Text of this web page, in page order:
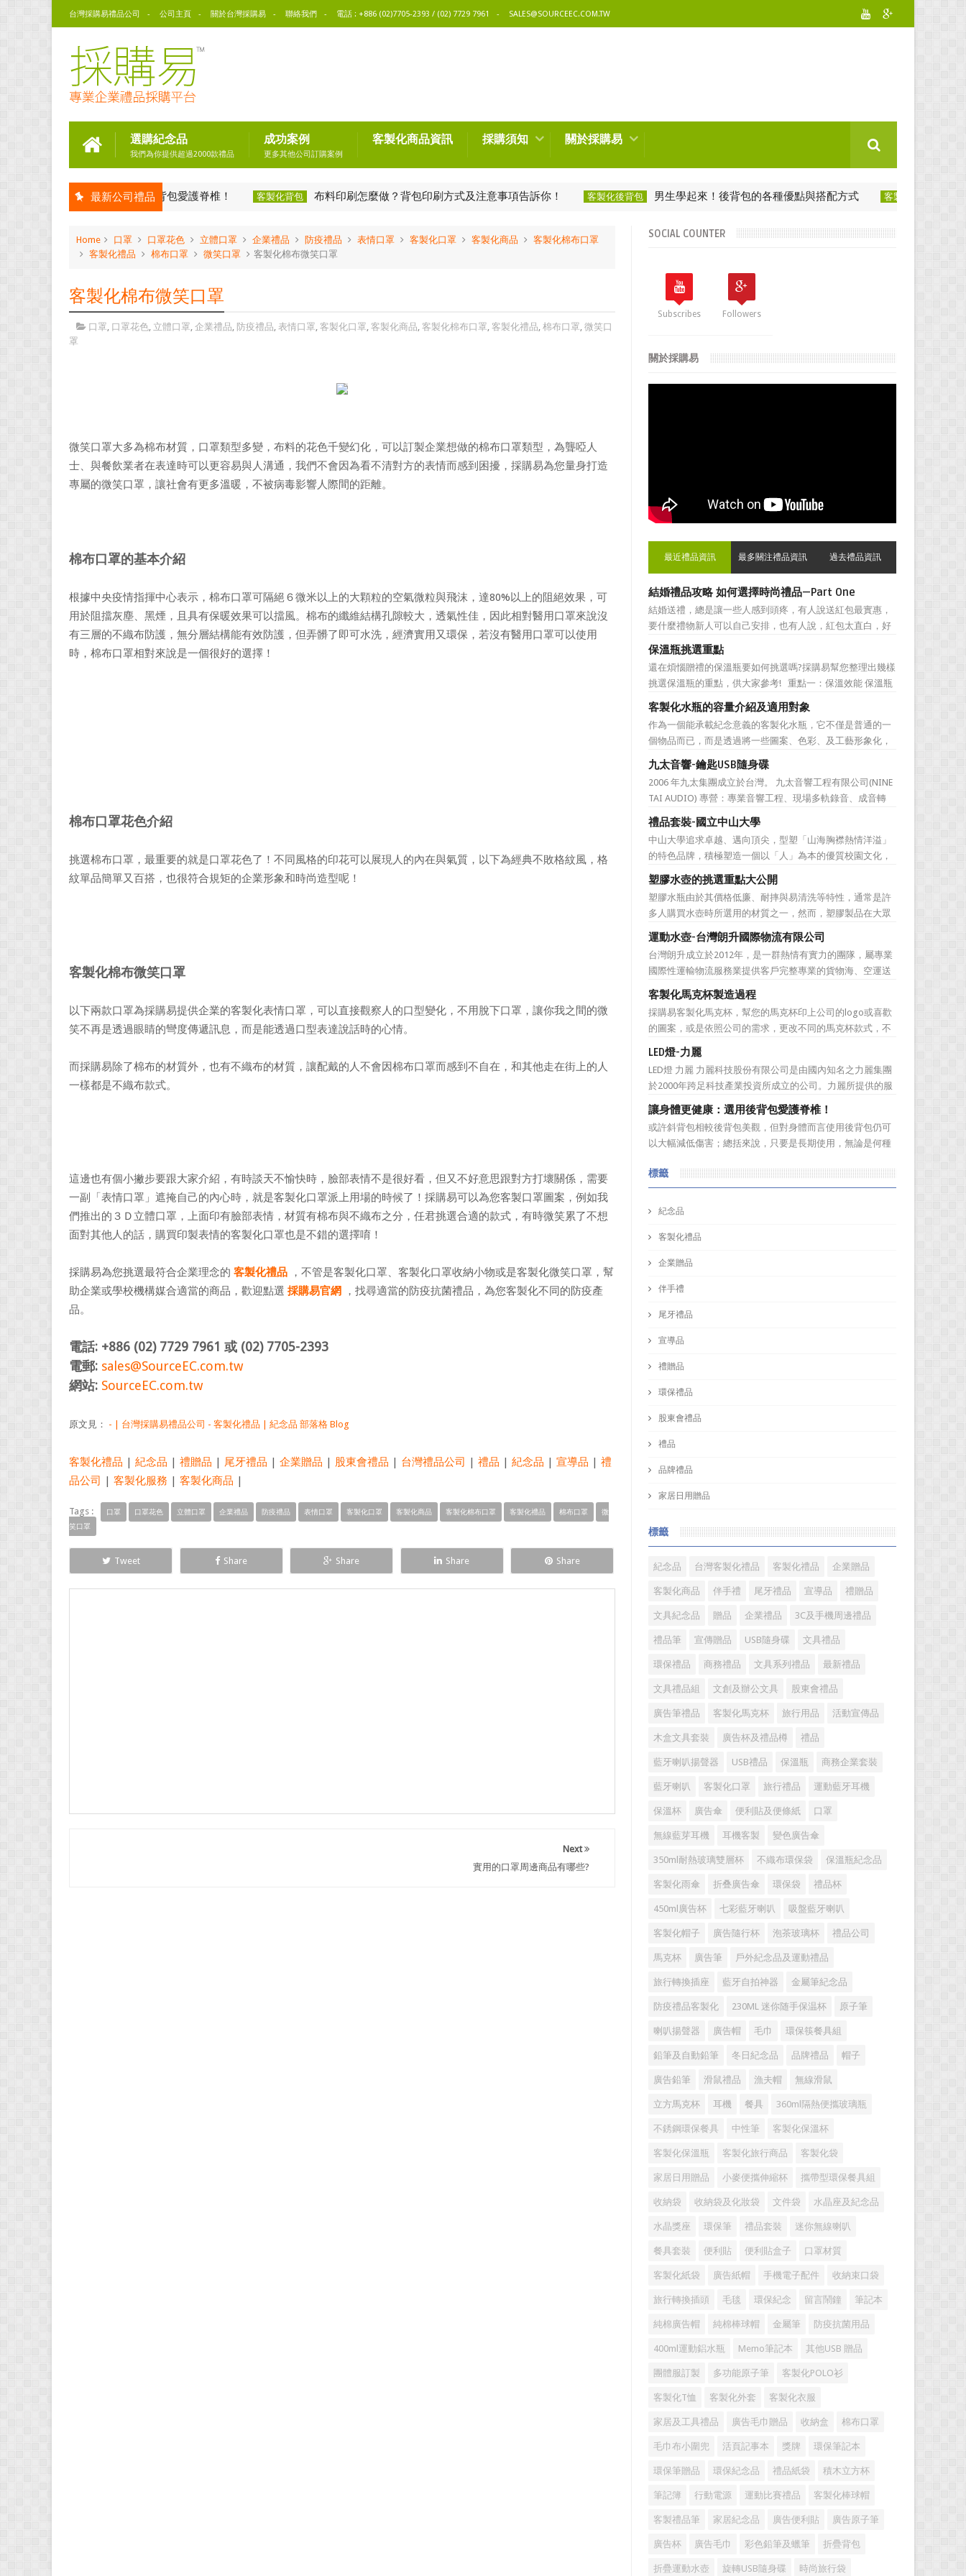
台灣採購易禮品公司 公司主頁 關於台灣採購易 聯絡我們 電話 : +886 (02)7705-2393 / (02) 7729 7961 SALES@SOURCEEC.COM.TW
選購紀念品
我們為你提供超過2000款禮品
成功案例
更多其他公司訂購案例
客製化商品資訊 採購須知 關於採購易
最新公司禮品
讓身體更健康：選用後背包愛護脊椎！ 客製化背包 布料印刷怎麼做？背包印刷方式及注意事項告訴你！ 客製化後背包 男生學起來！後背包的各種優點與搭配方式 客製化後背包
Home 口罩 口罩花色 立體口罩 企業禮品 防疫禮品 表情口罩 客製化口罩 客製化商品
客製化棉布口罩
客製化禮品
棉布口罩 微笑口罩 客製化棉布微笑口罩
客製化棉布微笑口罩
口罩, 口罩花色, 立體口罩, 企業禮品, 防疫禮品, 表情口罩, 客製化口罩, 客製化商品, 客製化棉布口罩, 客製化禮品, 棉布口罩, 微笑口
罩
微笑口罩大多為棉布材質，口罩類型多變，布料的花色千變幻化，可以訂製企業想做的棉布口罩類型，為聾啞人
士、與餐飲業者在表達時可以更容易與人溝通，我們不會因為看不清對方的表情而感到困擾，採購易為您量身打造
專屬的微笑口罩，讓社會有更多溫暖，不被病毒影響人際間的距離。
棉布口罩的基本介紹
根據中央疫情指揮中心表示，棉布口罩可隔絕６微米以上的大顆粒的空氣微粒與飛沫，達80%以上的阻絕效果，可
用於阻擋灰塵、黑煙，且具有保暖效果可以擋風。棉布的纖維結構孔隙較大，透氣性佳，因此相對醫用口罩來說沒
有三層的不織布防護，無分層結構能有效防護，但弄髒了即可水洗，經濟實用又環保，若沒有醫用口罩可以使用
時，棉布口罩相對來說是一個很好的選擇！
棉布口罩花色介紹
挑選棉布口罩，最重要的就是口罩花色了！不同風格的印花可以展現人的內在與氣質，以下為經典不敗格紋風，格
紋單品簡單又百搭，也很符合規矩的企業形象和時尚造型呢！
客製化棉布微笑口罩
以下兩款口罩為採購易提供企業的客製化表情口罩，可以直接觀察人的口型變化，不用脫下口罩，讓你我之間的微
笑不再是透過眼睛的彎度傳遞訊息，而是能透過口型表達說話時的心情。
而採購易除了棉布的材質外，也有不織布的材質，讓配戴的人不會因棉布口罩而感到不自在，和其他走在街上的人
一樣都是不織布款式。
這邊也有個小撇步要跟大家介紹，有時談天不愉快時，臉部表情不是很好看，但又不好意思跟對方打壞關係，需要
一副「表情口罩」遮掩自己的內心時，就是客製化口罩派上用場的時候了！採購易可以為您客製口罩圖案，例如我
們推出的３Ｄ立體口罩，上面印有臉部表情，材質有棉布與不織布之分，任君挑選合適的款式，有時微笑累了不想
面對其他人的話，購買印製表情的客製化口罩也是不錯的選擇唷！
採購易為您挑選最符合企業理念的 客製化禮品 ，不管是客製化口罩、客製化口罩收納小物或是客製化微笑口罩，幫
助企業或學校機構媒合適當的商品，歡迎點選 採購易官網
，找尋適當的防疫抗菌禮品，為您客製化不同的防疫產
品。
電話: +886 (02) 7729 7961 或 (02) 7705-2393
電郵: sales@SourceEC.com.tw
網站: SourceEC.com.tw
原文見： - | 台灣採購易禮品公司 - 客製化禮品 | 紀念品 部落格 Blog
客製化禮品 | 紀念品 | 禮贈品 | 尾牙禮品 | 企業贈品 | 股東會禮品 | 台灣禮品公司 | 禮品 | 紀念品 | 宣導品 | 禮
品公司 | 客製化服務 | 客製化商品 |
Tags : 口罩 口罩花色 立體口罩 企業禮品 防疫禮品 表情口罩 客製化口罩 客製化商品 客製化棉布口罩 客製化禮品 棉布口罩
微
笑口罩
Tweet Share Share Share Share
Next
實用的口罩周邊商品有哪些?
SOCIAL COUNTER
Subscribes Followers
關於採購易
最近禮品資訊 最多關注禮品資訊 過去禮品資訊
結婚禮品攻略 如何選擇時尚禮品—Part One
結婚送禮，總是讓一些人感到頭疼，有人說送紅包最實惠，
要什麼禮物新人可以自己安排，也有人說，紅包太直白，好
朋友之間還是禮物顯得更加親密。然而，挑選結婚禮物卻一
直是許多人最棘手的任務，送得不好反而怕有影響友誼什麼
的。下面為大家準備的一份簡單的結婚禮品攻略，希望能為
大家排憂解難吧! ...
保溫瓶挑選重點
還在煩惱贈禮的保溫瓶要如何挑選嗎?採購易幫您整理出幾樣
挑選保溫瓶的重點，供大家參考! 重點一：保溫效能 保溫瓶
的包裝外盒或說明書上會標示保溫數據，建議挑選至少6hr且
>68℃的保溫瓶。 重點二：開蓋種類 一鍵開蓋v.s.旋轉開蓋
若使用者會在駕駛期間飲水，則必須...
客製化水瓶的容量介紹及適用對象
作為一個能承載紀念意義的客製化水瓶，它不僅是普通的一
個物品而已，而是透過將一些圖案、色彩、及工藝形象化，
來象徵公司的特有文化。它塑造了公司的品牌，也體現公司
的特色，同時也能表達對於接受贈禮方的感激之情。此外，
作為一樣每天都會用到的必需品，水瓶也含有虛懷若谷、有
容乃大的寓意，適合做...
九太音響-鑰匙USB隨身碟
2006 年九太集團成立於台灣。 九太音響工程有限公司(NINE
TAI AUDIO) 專營：專業音響工程、現場多軌錄音、成音轉
播、音響樂器租賃、工程製作、器材買賣。 2017年，九太企
業滿十週年了！為慶祝九太音響成立十週年，九太音響向 採
購易客製化禮品公司 訂購了一款 鑰匙...
禮品套裝-國立中山大學
中山大學追求卓越、邁向頂尖，型塑「山海胸襟熱情洋溢」
的特色品牌，積極塑造一個以「人」為本的優質校園文化，
並營造「樂在其中」的工作氛圍，務求成為莘莘學子嚮往，
優秀人才聚集，校友引以為傲，社會高度認同的國際知名一
流大學。 中山大學圖書館圖書與資訊處訂製了 糖果色多層搭
扣文件夾 和 ...
塑膠水壺的挑選重點大公開
塑膠水瓶由於其價格低廉、耐摔與易清洗等特性，通常是許
多人購買水壺時所選用的材質之一，然而，塑膠製品在大眾
的印象中較容易會有毒素產生，這次，採購易將於您分享關
於選購塑膠水壺時需要注意的地方。 重點一、塑膠編號的
選擇 這裡的塑膠編號高低不是指耐熱程度，而是指不同塑
料材質的編號...
運動水壺-台灣朗升國際物流有限公司
台灣朗升成立於2012年，是一群熱情有實力的團隊，屬專業
國際性運輸物流服務業提供客戶完整專業的貨物海、空運送
服務。服務網遍及全球。秉持”我們用心、 客戶放心”的經營
理念，提供專業、負責、安全、便捷及熱忱的優良服務品
質。多樣式的服務項目滿足您全球化擴展商機的腳步，並可
依客戶之需求提...
客製化馬克杯製造過程
採購易客製化馬克杯，幫您的馬克杯印上公司的logo或喜歡
的圖案，或是依照公司的需求，更改不同的馬克杯款式，不
管是馬克杯是高矮胖瘦，採購易都能為您客製化馬克杯，製
作一款獨一無二的樣式，但是製作一個馬克杯需要花費多久
的時間呢？相信您看完採購易介紹後，內心也會蠢蠢欲動的
想去手拉坏體驗館...
LED燈-力麗
LED燈 力麗 力麗科技股份有限公司是由國內知名之力麗集團
於2000年跨足科技產業投資所成立的公司。力麗所提供的服
務有：軟體開發、協助企業補助計畫、資安產品代理、資訊
整合服務、解抉方案、資訊安全、儲存系統，網路規劃等加
值服務！ 作為科技公司，訂購禮品又怎能普普通...
讓身體更健康：選用後背包愛護脊椎！
或許斜背包相較後背包美觀，但對身體而言使用後背包仍可
以大幅減低傷害；總括來說，只要是長期使用，無論是何種
勢、先天促量的產品設計等因素都有可能造成使用時的隱性
傷害！ 但若現在開始採用對身體較為輕鬆的後背包即可早日
拯救身體的脊椎。可將...
標籤
紀念品
客製化禮品
企業贈品
伴手禮
尾牙禮品
宣導品
禮贈品
環保禮品
股東會禮品
禮品
品牌禮品
家居日用贈品
標籤
紀念品 台灣客製化禮品 客製化禮品 企業贈品
客製化商品 伴手禮 尾牙禮品 宣導品 禮贈品
文具紀念品 贈品 企業禮品 3C及手機周邊禮品
禮品筆 宣傳贈品 USB隨身碟 文具禮品
環保禮品 商務禮品 文具系列禮品 最新禮品
文具禮品組 文創及辦公文具 股東會禮品
廣告筆禮品 客製化馬克杯 旅行用品 活動宣傳品
木盒文具套裝 廣告杯及禮品樽 禮品
藍牙喇叭揚聲器 USB禮品 保溫瓶 商務企業套裝
藍牙喇叭 客製化口罩 旅行禮品 運動藍牙耳機
保溫杯 廣告傘 便利貼及便條紙 口罩
無線藍芽耳機 耳機客製 變色廣告傘
350ml耐熱玻璃雙層杯 不織布環保袋 保溫瓶紀念品
客製化雨傘 折叠廣告傘 環保袋 禮品杯
450ml廣告杯 七彩藍牙喇叭 吸盤藍牙喇叭
客製化帽子 廣告隨行杯 泡茶玻璃杯 禮品公司
馬克杯 廣告筆 戶外紀念品及運動禮品
旅行轉換插座 藍牙自拍神器 金屬筆紀念品
防疫禮品客製化 230ML 迷你随手保温杯 原子筆
喇叭揚聲器 廣告帽 毛巾 環保筷餐具組
鉛筆及自動鉛筆 冬日紀念品 品牌禮品 帽子
廣告鉛筆 滑鼠禮品 漁夫帽 無線滑鼠
立方馬克杯 耳機 餐具 360ml隔熱便攜玻璃瓶
不銹鋼環保餐具 中性筆 客製化保溫杯
客製化保溫瓶 客製化旅行商品 客製化袋
家居日用贈品 小麥便攜伸縮杯 攜帶型環保餐具組
收納袋 收納袋及化妝袋 文件袋 水晶座及紀念品
水晶獎座 環保筆 禮品套裝 迷你無線喇叭
餐具套裝 便利貼 便利貼盒子 口罩材質
客製化紙袋 廣告紙帽 手機電子配件 收納束口袋
旅行轉換插頭 毛毯 環保紀念 留言鬧鐘 筆記本
純棉廣告帽 純棉棒球帽 金屬筆 防疫抗菌用品
400ml運動鋁水瓶 Memo筆記本 其他USB 贈品
團體服訂製 多功能原子筆 客製化POLO衫
客製化T恤 客製化外套 客製化衣服
家居及工具禮品 廣告毛巾贈品 收納盒 棉布口罩
毛巾布小圍兜 活頁記事本 獎牌 環保筆記本
環保筆贈品 環保紀念品 禮品紙袋 積木立方杯
筆記簿 行動電源 運動比賽禮品 客製化棒球帽
客製禮品筆 家居紀念品 廣告便利貼 廣告原子筆
廣告杯 廣告毛巾 彩色鉛筆及蠟筆 折疊背包
折疊運動水壺 旋轉USB隨身碟 時尚旅行袋